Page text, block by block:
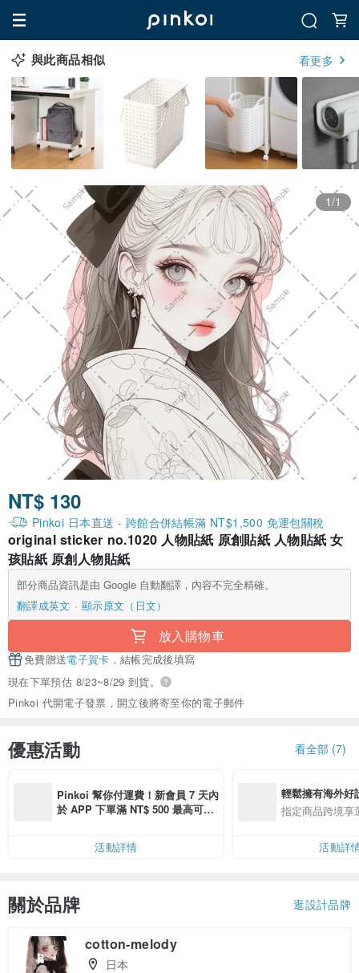
與此商品相似 看更多
1/1
NT$ 130
Pinkoi 日本直送 - 跨館合併結帳滿 NT$1,500 免運包關稅
original sticker no.1020 人物貼紙 原創貼紙 人物貼紙 女
孩貼紙 原創人物貼紙
部分商品資訊是由 Google 自動翻譯，內容不完全精確。
翻譯成英文
顯示原文（日文）
放入購物車
免費贈送電子賀卡 ，結帳完成後填寫
現在下單預估 8/23~8/29 到貨。
Pinkoi 代開電子發票，開立後將寄至你的電子郵件
優惠活動 看全部 (7)
Pinkoi 幫你付運費！新會員 7 天內
於 APP 下單滿 NT$ 500 最高可折
活動詳情
輕鬆擁有海外好
指定商品跨境享
活動詳
關於品牌 逛設計品牌
cotton-melody
日本